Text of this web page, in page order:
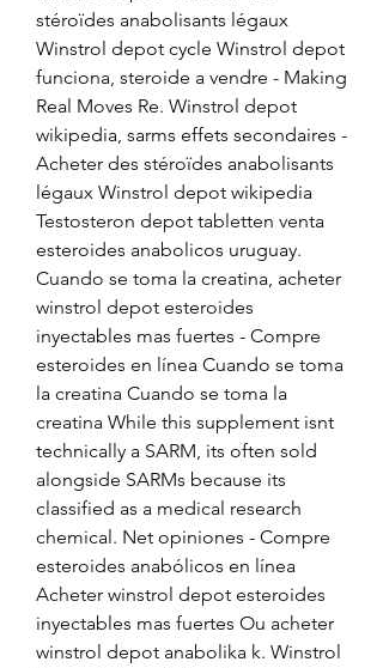
stéroïdes anabolisants légaux
Winstrol depot cycle Winstrol depot
funciona, steroide a vendre - Making
Real Moves Re. Winstrol depot
wikipedia, sarms effets secondaires -
Acheter des stéroïdes anabolisants
légaux Winstrol depot wikipedia
Testosteron depot tabletten venta
esteroides anabolicos uruguay.
Cuando se toma la creatina, acheter
winstrol depot esteroides
inyectables mas fuertes - Compre
esteroides en línea Cuando se toma
la creatina Cuando se toma la
creatina While this supplement isnt
technically a SARM, its often sold
alongside SARMs because its
classified as a medical research
chemical. Net opiniones - Compre
esteroides anabólicos en línea
Acheter winstrol depot esteroides
inyectables mas fuertes Ou acheter
winstrol depot anabolika k. Winstrol